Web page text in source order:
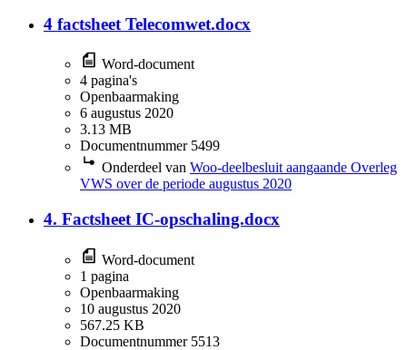
4 factsheet Telecomwet.docx
Word-document
4 pagina's
Openbaarmaking
6 augustus 2020
3.13 MB
Documentnummer 5499
Onderdeel van Woo-deelbesluit aangaande Overleg
VWS over de periode augustus 2020
4. Factsheet IC-opschaling.docx
Word-document
1 pagina
Openbaarmaking
10 augustus 2020
567.25 KB
Documentnummer 5513